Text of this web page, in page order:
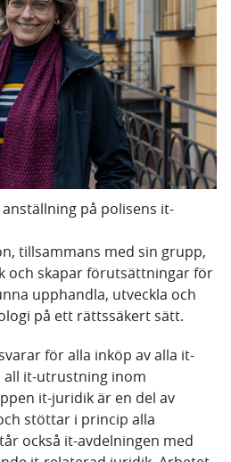
på polisens it-
tillsammans med sin grupp,
och skapar förutsättningar för
upphandla, utveckla och
på ett rättssäkert sätt.
för alla inköp av alla it-
it-utrustning inom
it-juridik är en del av
stöttar i princip alla
också it-avdelningen med